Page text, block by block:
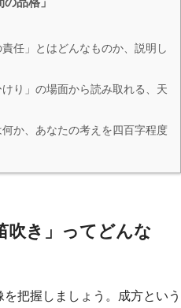
任」とはどんなものか、説明し
り」の場面から読み取れる、天
か、あなたの考えを四百字程度
吹き」ってどんな
把握しましょう。成方という